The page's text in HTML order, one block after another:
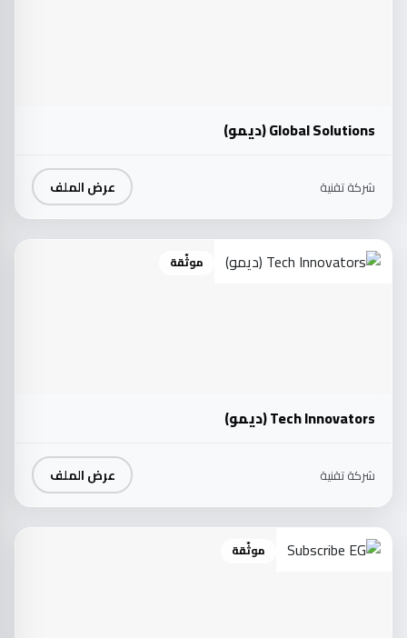
Global Solutions (ديمو)
شركة تقنية عرض الملف
موثّقة
Tech Innovators (ديمو)
شركة تقنية عرض الملف
موثّقة